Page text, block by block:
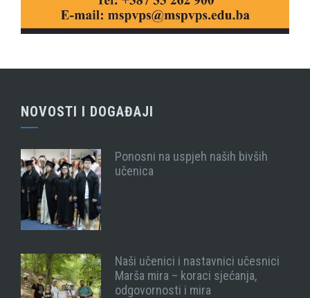
NOVOSTI I DOGAĐAJI
Ponosni na uspjeh naših bivših
učenica
Naši učenici i nastavnici učesnici
Marša mira – koraci sjećanja,
odgovornosti i mira